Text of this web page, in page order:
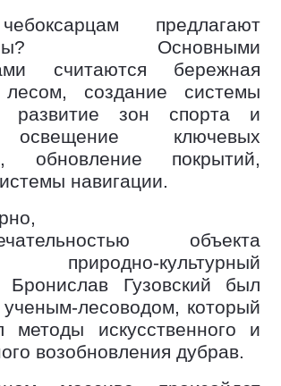
предлагают
Основными
считаются бережная
создание системы
развитие зон спорта и
ключевых
обновление покрытий,
навигации.
объекта
природно-культурный
Гузовский был
лесоводом, который
методы искусственного и
возобновления дубрав.